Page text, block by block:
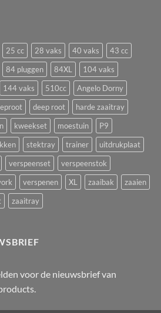
zaaien
in
een
zaaitray
plantstress,
groeistilstand
en
uitval
25 cc 28 vaks 40 vaks
43 cc
84 pluggen 84XL
104 vaks
144 vaks 510cc
Angelo Dorny
deep root
harde zaaitray
kweekset moestuin
P9
stektray trainer
uitdrukplaat
verspeenset
verspeenstok
verspenen XL zaaibak
zaaien
zaaitray
voor de nieuwsbrief van